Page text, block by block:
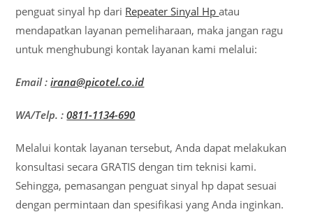
penguat sinyal hp dari Repeater Sinyal Hpatau
mendapatkan layanan pemeliharaan, maka jangan ragu
untuk menghubungi kontak layanan kami melalui:
Email :irana@picotel.co.id
WA/Telp. :0811-1134-690
Melalui kontak layanan tersebut, Anda dapat melakukan
konsultasi secara GRATIS dengan tim teknisi kami.
Sehingga, pemasangan penguat sinyal hp dapat sesuai
dengan permintaan dan spesifikasi yang Anda inginkan.